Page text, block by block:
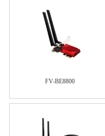
FV-BE8800